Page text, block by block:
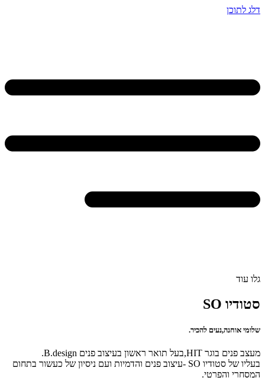
דלג לתוכן
גלו עוד
סטודיו SO
שלומי אוחנה,נעים להכיר.
מעצב פנים בוגר HIT,בעל תואר ראשון בעיצוב פנים B.design.
בעליו של סטודיו SO -עיצוב פנים והדמיות ועם ניסיון של כעשור בתחום
המסחרי והפרטי.